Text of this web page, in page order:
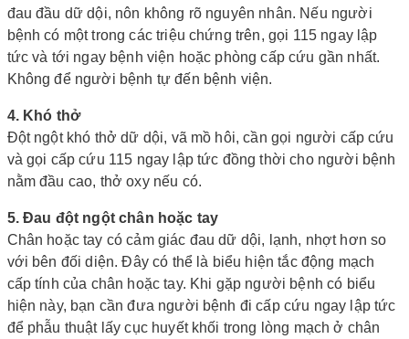
đau đầu dữ dội, nôn không rõ nguyên nhân. Nếu người
bệnh có một trong các triệu chứng trên, gọi 115 ngay lập
tức và tới ngay bệnh viện hoặc phòng cấp cứu gần nhất.
Không để người bệnh tự đến bệnh viện.
4. Khó thở
Đột ngột khó thở dữ dội, vã mồ hôi, cần gọi người cấp cứu
và gọi cấp cứu 115 ngay lập tức đồng thời cho người bệnh
nằm đầu cao, thở oxy nếu có.
5. Đau đột ngột chân hoặc tay
Chân hoặc tay có cảm giác đau dữ dội, lạnh, nhợt hơn so
với bên đối diện. Đây có thể là biểu hiện tắc động mạch
cấp tính của chân hoặc tay. Khi gặp người bệnh có biểu
hiện này, bạn cần đưa người bệnh đi cấp cứu ngay lập tức
để phẫu thuật lấy cục huyết khối trong lòng mạch ở chân